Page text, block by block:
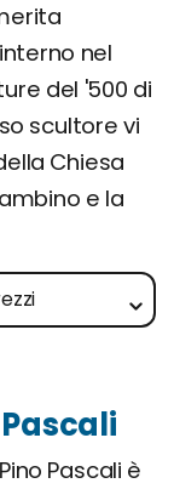
nel
del '500 di
scultore vi
Chiesa
e la
Pascali è